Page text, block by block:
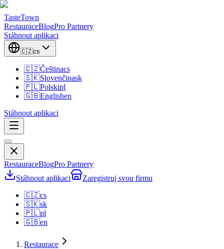
TasteTown
RestauraceBlogPro Partnery
Stáhnout aplikaci
🇨🇿cs
🇨🇿Češtinacs
🇸🇰Slovenčinask
🇵🇱Polskipl
🇬🇧Englishen
Stáhnout aplikaci
RestauraceBlogPro Partnery
Stáhnout aplikaci
Zaregistruj svou firmu
🇨🇿cs
🇸🇰sk
🇵🇱pl
🇬🇧en
Restaurace